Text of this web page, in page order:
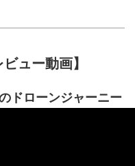
ュー動画】
ドローンジャーニー